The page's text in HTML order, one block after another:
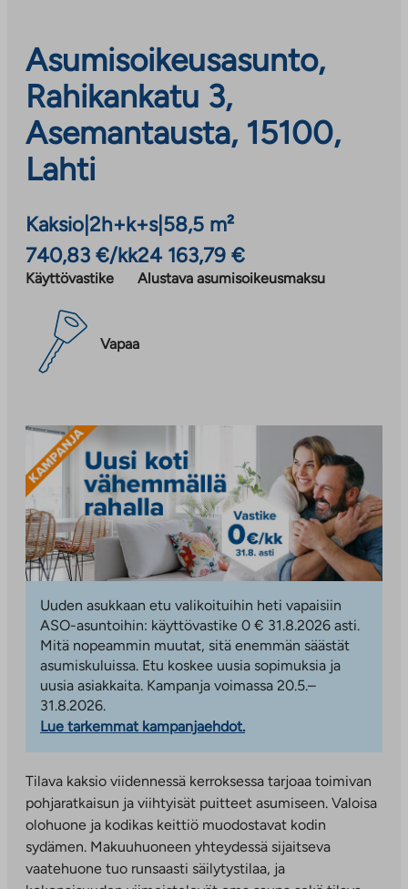
Asumisoikeusasunto,
Rahikankatu 3,
Asemantausta, 15100,
Lahti
Kaksio 2h+k+s| 58,5 m²
740,83 €/kk
Käyttövastike
24 163,79 €
Alustava asumisoikeusmaksu
Vapaa
Uuden asukkaan etu valikoituihin heti vapaisiin
ASO-asuntoihin: käyttövastike 0 € 31.8.2026 asti.
Mitä nopeammin muutat, sitä enemmän säästät
asumiskuluissa. Etu koskee uusia sopimuksia ja
uusia asiakkaita. Kampanja voimassa 20.5.–
31.8.2026.
Lue tarkemmat kampanjaehdot.
Tilava kaksio viidennessä kerroksessa tarjoaa toimivan
pohjaratkaisun ja viihtyisät puitteet asumiseen. Valoisa
olohuone ja kodikas keittiö muodostavat kodin
sydämen. Makuuhuoneen yhteydessä sijaitseva
vaatehuone tuo runsaasti säilytystilaa, ja